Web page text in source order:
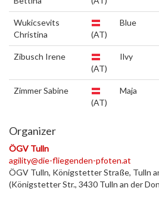
Wukicsevits
Christina
(AT)
Blue
Zibusch Irene
(AT)
Ilvy
Zimmer Sabine
(AT)
Maja
Organizer
ÖGV Tulln
agility@die-fliegenden-pfoten.at
ÖGV Tulln, Königstetter Straße, Tulln
(Königstetter Str., 3430 Tulln an der